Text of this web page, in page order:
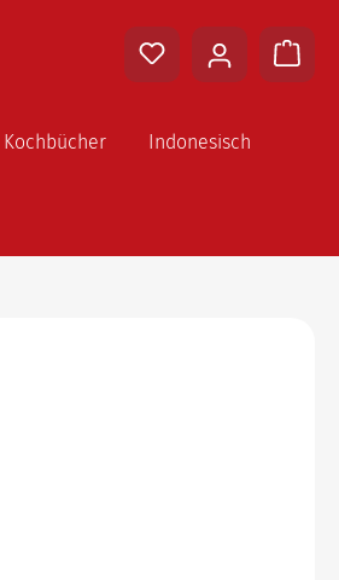
Kochbücher Indonesisch